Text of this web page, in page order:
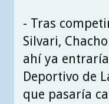
- Tras
Silvari,
ahí ya
Deportivo de
que pasaría